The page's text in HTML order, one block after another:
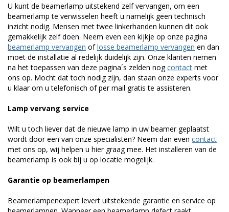
U kunt de beamerlamp uitstekend zelf vervangen, om een
beamerlamp te verwisselen heeft u namelijk geen technisch
inzicht nodig. Mensen met twee linkerhanden kunnen dit ook
gemakkelijk zelf doen. Neem even een kijkje op onze pagina
beamerlamp vervangen oflosse beamerlamp vervangen en dan
moet de installatie al redelijk duidelijk zijn. Onze klanten nemen
na het toepassen van deze pagina´s zelden nogcontact met
ons op. Mocht dat toch nodig zijn, dan staan onze experts voor
u klaar om u telefonisch of per mail gratis te assisteren.
Lamp vervang service
Wilt u toch liever dat de nieuwe lamp in uw beamer geplaatst
wordt door een van onze specialisten? Neem dan even contact
met ons op, wij helpen u hier graag mee. Het installeren van de
beamerlamp is ook bij u op locatie mogelijk.
Garantie op beamerlampen
Beamerlampenexpert levert uitstekende garantie en service op